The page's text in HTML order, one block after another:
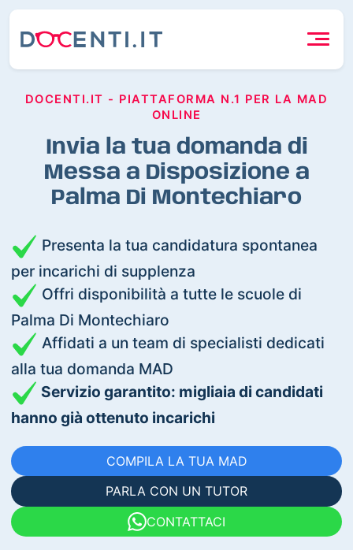
DOCENTI.IT - PIATTAFORMA N.1 PER LA MAD
ONLINE
Invia la tua domanda di
Messa a Disposizione a
Palma Di Montechiaro
Presenta la tua candidatura spontanea
per incarichi di supplenza
Offri disponibilità a tutte le scuole di
Palma Di Montechiaro
Affidati a un team di specialisti dedicati
alla tua domanda MAD
Servizio garantito: migliaia di candidati
hanno già ottenuto incarichi
COMPILA LA TUA MAD
PARLA CON UN TUTOR
CONTATTACI